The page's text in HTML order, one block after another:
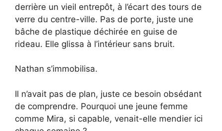
derrière un vieil entrepôt, à l’écart des tours de
verre du centre-ville. Pas de porte, juste une
bâche de plastique déchirée en guise de
rideau. Elle glissa à l’intérieur sans bruit.
Nathan s’immobilisa.
Il n’avait pas de plan, juste ce besoin obsédant
de comprendre. Pourquoi une jeune femme
comme Mira, si capable, venait-elle mendier ici